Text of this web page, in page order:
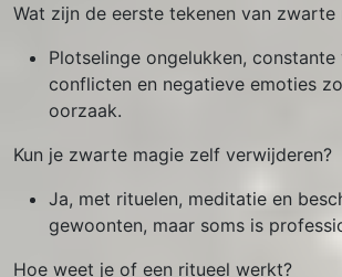
Wat zijn de eerste tekenen van zwarte
Plotselinge ongelukken, constante
conflicten en negatieve emoties
oorzaak.
Kun je zwarte magie zelf verwijderen?
Ja, met rituelen, meditatie en
gewoonten, maar soms is
Hoe weet je of een ritueel werkt?